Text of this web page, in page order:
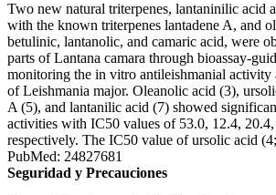
Two new natural triterpenes, lantaninilic acid
with the known triterpenes lantadene A, and
betulinic, lantanolic, and camaric acid, were
parts of Lantana camara through bioassay-
monitoring the in vitro antileishmanial activity
of Leishmania major. Oleanolic acid (3),
A (5), and lantanilic acid (7) showed
activities with IC50 values of 53.0, 12.4,
respectively. The IC50 value of ursolic acid
PubMed: 24827681
Seguridad y Precauciones